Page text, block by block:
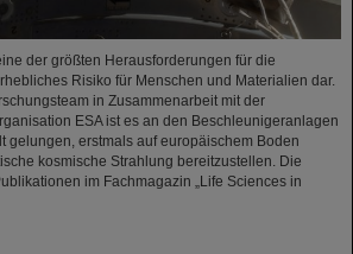
der größten Herausforderungen für die
Risiko für Menschen und Materialien dar.
in Zusammenarbeit mit der
ESA ist es an den Beschleunigeranlagen
gelungen, erstmals auf europäischem Boden
kosmische Strahlung bereitzustellen. Die
im Fachmagazin „Life Sciences in